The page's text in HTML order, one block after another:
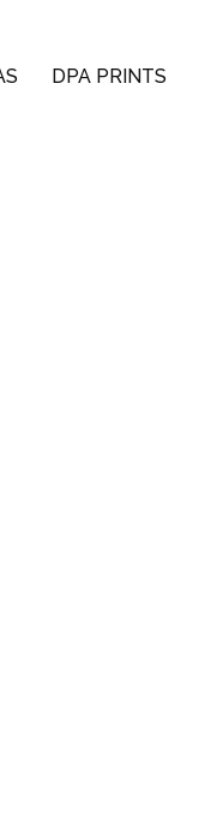
DPA PRINTS